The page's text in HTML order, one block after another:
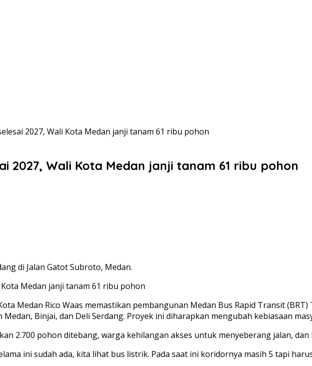
2027, Wali Kota Medan janji tanam 61 ribu pohon
2027, Wali Kota Medan janji tanam 61 ribu pohon
di Jalan Gatot Subroto, Medan.
Medan janji tanam 61 ribu pohon
Medan Rico Waas memastikan pembangunan Medan Bus Rapid Transit
Binjai, dan Deli Serdang. Proyek ini diharapkan mengubah kebiasaan
2.700 pohon ditebang, warga kehilangan akses untuk menyeberang jalan,
ini sudah ada, kita lihat bus listrik. Pada saat ini koridornya masih 5 tapi